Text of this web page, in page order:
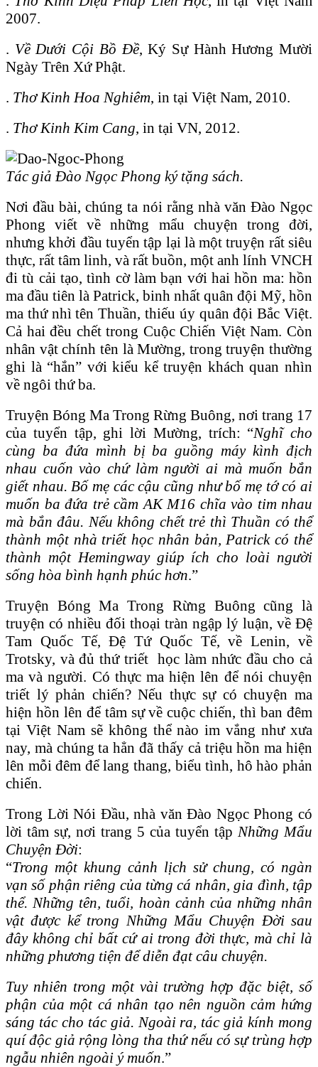
2007.
. Về Dưới Cội Bồ Đề, Ký Sự Hành Hương Mười
Ngày Trên Xứ Phật.
. Thơ Kinh Hoa Nghiêm, in tại Việt Nam, 2010.
. Thơ Kinh Kim Cang, in tại VN, 2012.
Tác giả Đào Ngọc Phong ký tặng sách.
Nơi đầu bài, chúng ta nói rằng nhà văn Đào Ngọc
Phong viết về những mẩu chuyện trong đời,
nhưng khởi đầu tuyển tập lại là một truyện rất siêu
thực, rất tâm linh, và rất buồn, một anh lính VNCH
đi tù cải tạo, tình cờ làm bạn với hai hồn ma: hồn
ma đầu tiên là Patrick, binh nhất quân đội Mỹ, hồn
ma thứ nhì tên Thuần, thiếu úy quân đội Bắc Việt.
Cả hai đều chết trong Cuộc Chiến Việt Nam. Còn
nhân vật chính tên là Mường, trong truyện thường
ghi là “hắn” với kiểu kể truyện khách quan nhìn
về ngôi thứ ba.
Truyện Bóng Ma Trong Rừng Buông, nơi trang 17
của tuyển tập, ghi lời Mường, trích: “Nghĩ cho
cùng ba đứa mình bị ba guồng máy kình địch
nhau cuốn vào chứ làm người ai mà muốn bắn
giết nhau. Bố mẹ các cậu cũng như bố mẹ tớ có ai
muốn ba đứa trẻ cầm AK M16 chĩa vào tim nhau
mà bắn đâu. Nếu không chết trẻ thì Thuần có thể
thành một nhà triết học nhân bản, Patrick có thể
thành một Hemingway giúp ích cho loài người
sống hòa bình hạnh phúc hơn.”
Truyện Bóng Ma Trong Rừng Buông cũng là
truyện có nhiều đối thoại tràn ngập lý luận, về Đệ
Tam Quốc Tế, Đệ Tứ Quốc Tế, về Lenin, về
Trotsky, và đủ thứ triết học làm nhức đầu cho cả
ma và người. Có thực ma hiện lên để nói chuyện
triết lý phản chiến? Nếu thực sự có chuyện ma
hiện hồn lên để tâm sự về cuộc chiến, thì ban đêm
tại Việt Nam sẽ không thể nào im vắng như xưa
nay, mà chúng ta hẳn đã thấy cả triệu hồn ma hiện
lên mỗi đêm để lang thang, biểu tình, hô hào phản
chiến.
Trong Lời Nói Đầu, nhà văn Đào Ngọc Phong có
lời tâm sự, nơi trang 5 của tuyển tập Những Mẩu
Chuyện Đời:
“Trong một khung cảnh lịch sử chung, có ngàn
vạn số phận riêng của từng cá nhân, gia đình, tập
thể. Những tên, tuổi, hoàn cảnh của những nhân
vật được kể trong Những Mẩu Chuyện Đờisau
đây không chỉ bất cứ ai trong đời thực, mà chỉ là
những phương tiện để diễn đạt câu chuyện.
Tuy nhiên trong một vài trường hợp đặc biệt, số
phận của một cá nhân tạo nên nguồn cảm hứng
sáng tác cho tác giả. Ngoài ra, tác giả kính mong
quí độc giả rộng lòng tha thứ nếu có sự trùng hợp
ngẫu nhiên ngoài ý muốn.”